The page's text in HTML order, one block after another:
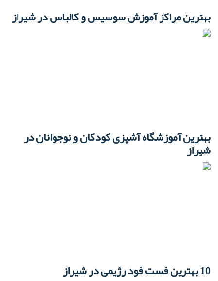
بهترین مراکز آموزش سوسیس و کالباس در شیراز
بهترین آموزشگاه آشپزی کودکان و نوجوانان در
شیراز
10 بهترین فست فود رژیمی در شیراز